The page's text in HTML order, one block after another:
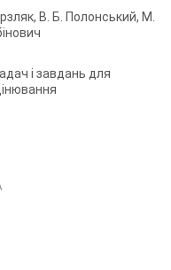
В. Б. Полонський, М.
і завдань для